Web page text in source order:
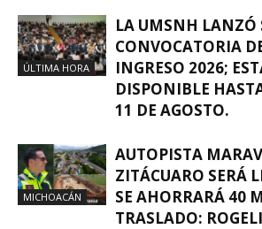
ÚLTIMA HORA
LA UMSNH LANZÓ
CONVOCATORIA
INGRESO 2026;
DISPONIBLE
11 DE AGOSTO.
MICHOACÁN
AUTOPISTA
ZITÁCUARO SERÁ
SE AHORRARÁ 40
TRASLADO: